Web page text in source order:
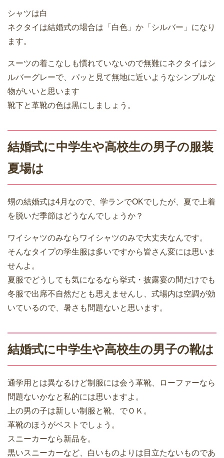
シャツは白
ネクタイは結婚式の場合は「白色」か「シルバー」になり
ます。
スーツの着こなしも慣れていないので無難にネクタイはシ
ルバーグレーで、パッと見て無地に近いようなシンプルな
物がいいと思います
靴下と革靴の色は黒にしましょう。
結婚式に中学生や高校生の男子の服装
夏場は
甥の結婚式は4月なので、学ランでOKでしたが、夏で上着
を脱いだ季節はどうなんでしょうか？
ワイシャツのみならワイシャツのみで大丈夫なんです。
そんなタイプの学生服は多いですから皆さん変には思いま
せんよ。
夏服でどうしても気になるなら挙式・披露宴の間だけでも
冬服で出席不自然だとも思えませんし、式場内は空調が効
いているので、暑さも問題ないと思います。
結婚式に中学生や高校生の男子の靴は
通学用とは異なるけど制服には会う革靴、ローファーなら
問題ないかなと私的には思いますよ。
上の男の子は新しい制服と靴、でＯＫ。
革靴のほうがベストでしょう。
スニーカーなら新品を。
黒いスニーカーなど、白いものよりは目立たないものであ